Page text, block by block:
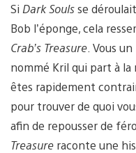
Si Dark Soulsse
Bob l’éponge, cela
Crab’s Treasure . Vous
nommé Kril qui part à la
êtes rapidement
pour trouver de quoi
afin de repousser de
Treasure raconte une